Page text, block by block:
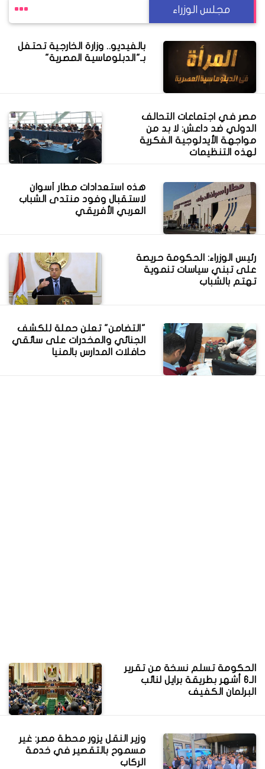
مجلس الوزراء
بالفيديو.. وزارة الخارجية تحتفل
بـ"الدبلوماسية المصرية"
مصر في اجتماعات التحالف
الدولي ضد داعش: لا بد من
مواجهة الأيدلوجية الفكرية
لهذه التنظيمات
هذه استعدادات مطار أسوان
لاستقبال وفود منتدى الشباب
العربي الأفريقي
رئيس الوزراء: الحكومة حريصة
على تبني سياسات تنموية
تهتم بالشباب
"التضامن" تعلن حملة للكشف
الجنائي والمخدرات على سائقي
حافلات المدارس بالمنيا
الحكومة تسلم نسخة من تقرير
الـ6 أشهر بطريقة برايل لنائب
البرلمان الكفيف
وزير النقل يزور محطة مصر: غير
مسموح بالتقصير في خدمة
الركاب